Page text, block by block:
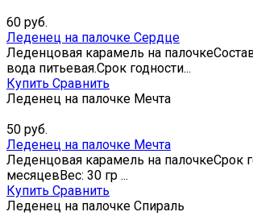
60 руб.
Леденец на палочке Сердце
Леденцовая карамель на
вода питьевая.Срок годности...
Купить Сравнить
Леденец на палочке Мечта
50 руб.
Леденец на палочке Мечта
Леденцовая карамель на палочкеСрок
месяцевВес: 30 гр ...
Купить Сравнить
Леденец на палочке Спираль